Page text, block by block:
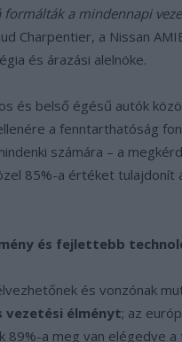
formálták a mindennapi
Charpentier, a Nissan
és árazási alelnöke.
és belső égésű autók
a fenntarthatóság
számára – a
85%-a értéket tulajdonít
és fejlettebb
és vonzónak
vezetési élményt; az
89%-a meg van elégedve a